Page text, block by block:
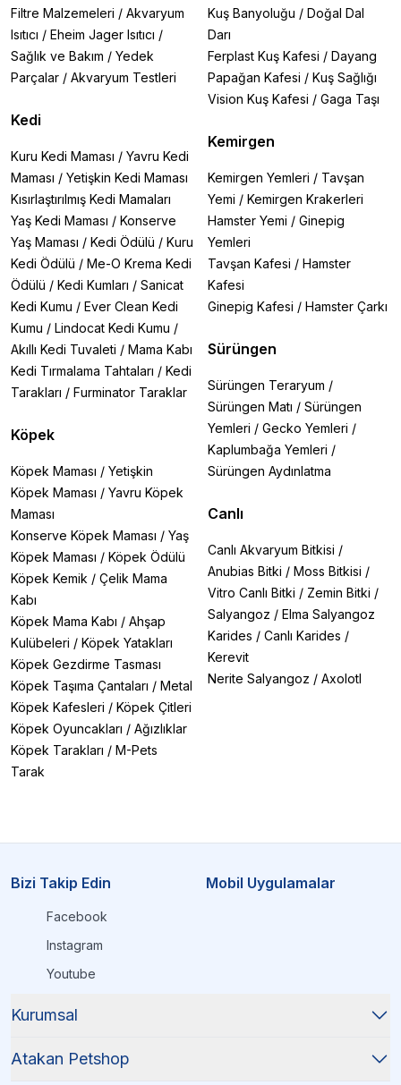
Filtre Malzemeleri / Akvaryum
Isıtıcı / Eheim Jager Isıtıcı /
Sağlık ve Bakım / Yedek
Parçalar / Akvaryum Testleri
Kedi
Kuru Kedi Maması / Yavru Kedi
Maması / Yetişkin Kedi Maması
Kısırlaştırılmış Kedi Mamaları
Yaş Kedi Maması / Konserve
Yaş Maması / Kedi Ödülü / Kuru
Kedi Ödülü / Me-O Krema Kedi
Ödülü / Kedi Kumları / Sanicat
Kedi Kumu / Ever Clean Kedi
Kumu / Lindocat Kedi Kumu /
Akıllı Kedi Tuvaleti / Mama Kabı
Kedi Tırmalama Tahtaları / Kedi
Tarakları / Furminator Taraklar
Köpek
Köpek Maması / Yetişkin
Köpek Maması / Yavru Köpek
Maması
Konserve Köpek Maması / Yaş
Köpek Maması / Köpek Ödülü
Köpek Kemik / Çelik Mama
Kabı
Köpek Mama Kabı / Ahşap
Kulübeleri / Köpek Yatakları
Köpek Gezdirme Tasması
Köpek Taşıma Çantaları / Metal
Köpek Kafesleri / Köpek Çitleri
Köpek Oyuncakları / Ağızlıklar
Köpek Tarakları / M-Pets
Tarak
Kuş Banyoluğu / Doğal Dal
Darı
Ferplast Kuş Kafesi / Dayang
Papağan Kafesi / Kuş Sağlığı
Vision Kuş Kafesi / Gaga Taşı
Kemirgen
Kemirgen Yemleri / Tavşan
Yemi / Kemirgen Krakerleri
Hamster Yemi / Ginepig
Yemleri
Tavşan Kafesi / Hamster
Kafesi
Ginepig Kafesi / Hamster Çarkı
Sürüngen
Sürüngen Teraryum /
Sürüngen Matı / Sürüngen
Yemleri / Gecko Yemleri /
Kaplumbağa Yemleri /
Sürüngen Aydınlatma
Canlı
Canlı Akvaryum Bitkisi /
Anubias Bitki / Moss Bitkisi /
Vitro Canlı Bitki / Zemin Bitki /
Salyangoz / Elma Salyangoz
Karides / Canlı Karides /
Kerevit
Nerite Salyangoz / Axolotl
Bizi Takip Edin
Facebook
Instagram
Youtube
Mobil Uygulamalar
Kurumsal
Atakan Petshop